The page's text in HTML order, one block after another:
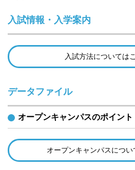
入試情報・入学案内
入試方法については
データファイル
オープンキャンパスのポイント
オープンキャンパスについ